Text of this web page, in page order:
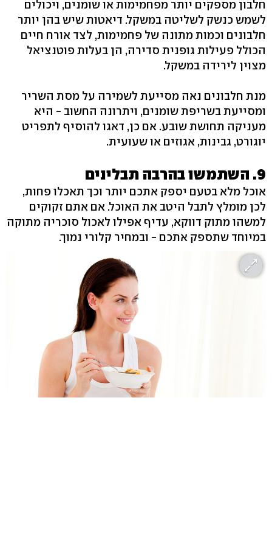
חלבון מספקים יותר מפחמימות או שומנים, ויכולים
לשמש כנשק לשליטה במשקל. דיאטות שיש בהן יותר
חלבונים וכמות מתונה של פחמימות, לצד אורח חיים
הכולל פעילות גופנית סדירה, הן בעלות פוטנציאל
מצוין לירידה במשקל.
מנת חלבונים נאה מסייעת לשמירה על מסת השריר
ומסייעת בשריפת שומנים, ויתרונה החשוב - היא
מעניקה תחושת שובע. אם כן, דאגו להוסיף לתפריט
יוגורט, גבינות, אגוזים או שעועית.
9. השתמשו בהרבה תבלינים
אוכל מלא בטעם יספק אתכם יותר וכך תאכלו פחות,
לכן מומלץ לתבל היטב את האוכל. אם אתם זקוקים
למשהו מתוק דווקא, עדיף אפילו לאכול סוכריה מתוקה
במיוחד שתספק אתכם - ובמחיר קלורי נמוך.